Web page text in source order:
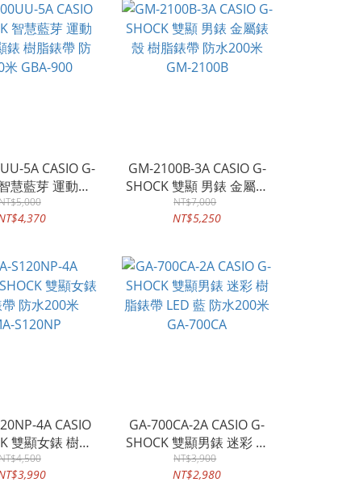
5A CASIO G-
慧藍芽 運動訓
樹脂錶帶 防水
GBA-900
GM-2100B-3A CASIO G-
SHOCK 雙顯 男錶 金屬錶
殼 樹脂錶帶 防水200米
GM-2100B
NT$7,000
NT$5,250
4A CASIO
雙顯女錶 樹脂
200米 GMA-
GA-700CA-2A CASIO G-
SHOCK 雙顯男錶 迷彩 樹
脂錶帶 LED 藍 防水200米
GA-700CA
NT$3,900
NT$2,980